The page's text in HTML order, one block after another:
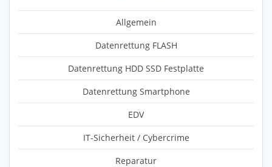
Allgemein
Datenrettung FLASH
Datenrettung HDD SSD Festplatte
Datenrettung Smartphone
EDV
IT-Sicherheit / Cybercrime
Reparatur